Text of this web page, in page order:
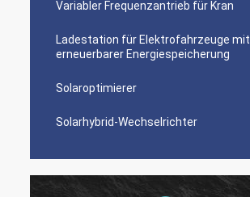
Variabler Frequenzantrieb für Kran
Ladestation für Elektrofahrzeuge mit
erneuerbarer Energiespeicherung
Solaroptimierer
Solarhybrid-Wechselrichter